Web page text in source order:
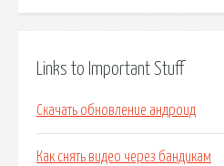
Links to Important Stuff
Скачать обновление андроид
Как снять видео через бандикам